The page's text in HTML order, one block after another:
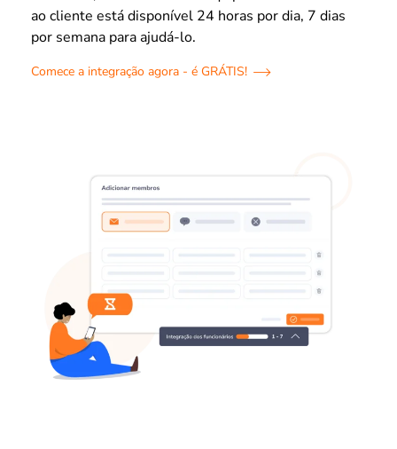
ao cliente está disponível 24 horas por dia, 7 dias
por semana para ajudá-lo.
Comece a integração agora - é GRÁTIS!